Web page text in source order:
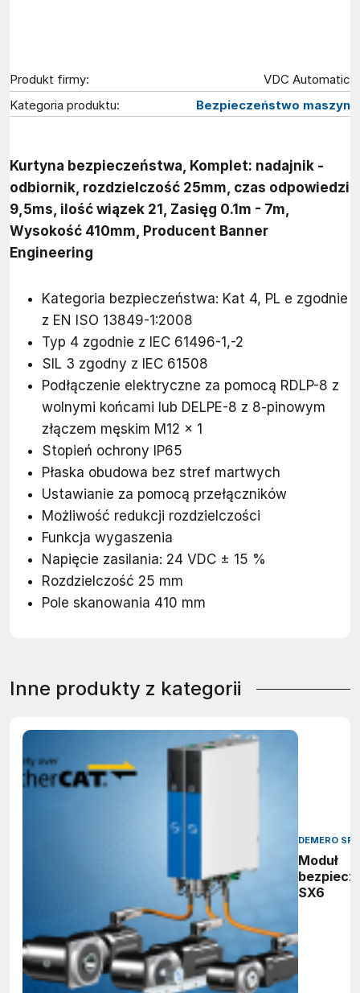
Produkt firmy:
VDC Automatic
Kategoria produktu:
Bezpieczeństwo maszyn
Kurtyna bezpieczeństwa, Komplet: nadajnik -
odbiornik, rozdzielczość 25mm, czas odpowiedzi
9,5ms, ilość wiązek 21, Zasięg 0.1m - 7m,
Wysokość 410mm, Producent Banner
Engineering
Kategoria bezpieczeństwa: Kat 4, PL e zgodnie
z EN ISO 13849-1:2008
Typ 4 zgodnie z IEC 61496-1,-2
SIL 3 zgodny z IEC 61508
Podłączenie elektryczne za pomocą RDLP-8 z
wolnymi końcami lub DELPE-8 z 8-pinowym
złączem męskim M12 x 1
Stopień ochrony IP65
Płaska obudowa bez stref martwych
Ustawianie za pomocą przełączników
Możliwość redukcji rozdzielczości
Funkcja wygaszenia
Napięcie zasilania: 24 VDC ± 15 %
Rozdzielczość 25 mm
Pole skanowania 410 mm
Inne produkty z kategorii
DEMERO
Moduł
SX6